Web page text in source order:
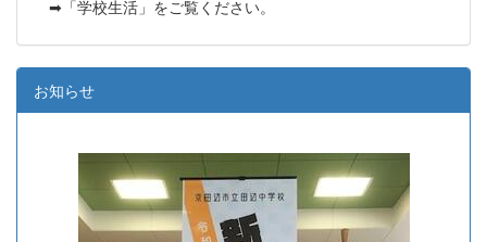
➡「学校生活」をご覧ください。
お知らせ